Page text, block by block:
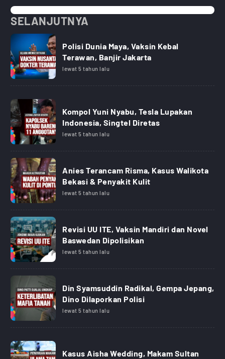
SELANJUTNYA
Polisi Dunia Maya, Vaksin Kebal
Terawan, Banjir Jakarta
lewat 5 tahun lalu
Kompol Yuni Nyabu, Tesla Lupakan
Indonesia, Singtel Diretas
lewat 5 tahun lalu
Anies Terancam Risma, Kasus Walikota
Bekasi & Penyakit Kulit
lewat 5 tahun lalu
Revisi UU ITE, Vaksin Mandiri dan Novel
Baswedan Dipolisikan
lewat 5 tahun lalu
Din Syamsuddin Radikal, Gempa Jepang,
Dino Dilaporkan Polisi
lewat 5 tahun lalu
Kasus Aisha Wedding, Makam Sultan